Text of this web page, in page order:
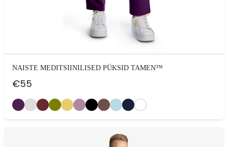
NAISTE MEDITSIINILISED PÜKSID TAMEN™
€55